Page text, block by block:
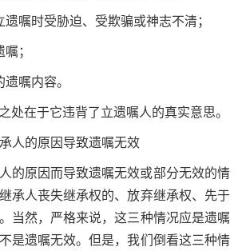
嘱时受胁迫、受欺骗或神志不清；
；
嘱内容。
处在于它违背了立遗嘱人的真实意思。
人的原因导致遗嘱无效
的原因而导致遗嘱无效或部分无效的情
承人丧失继承权的、放弃继承权、先于
当然，严格来说，这三种情况应是遗嘱
是遗嘱无效。但是，我们倒看这三种情